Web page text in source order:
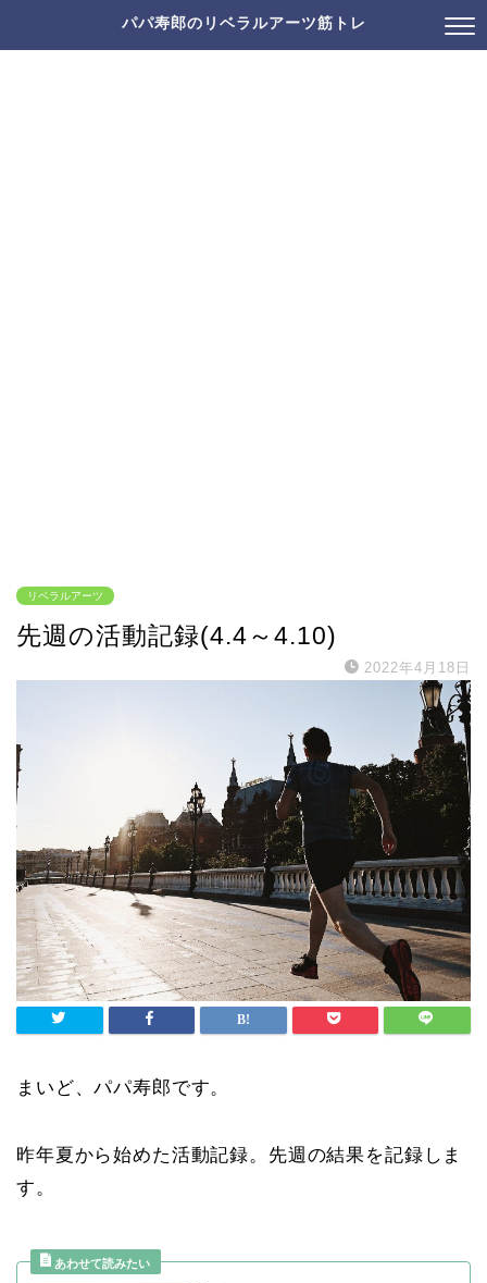
パパ寿郎のリベラルアーツ筋トレ
リベラルアーツ
先週の活動記録(4.4～4.10)
2022年4月18日
まいど、パパ寿郎です。
昨年夏から始めた活動記録。先週の結果を記録しま
す。